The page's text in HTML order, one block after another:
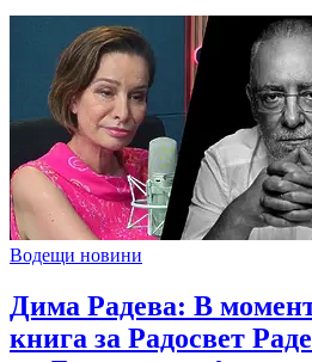
Водещи новини
Дима Радева: В
книга за Радосвет